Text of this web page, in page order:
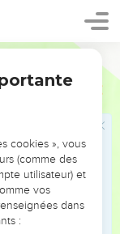
ces
les paroles que
de Balak.
à sa rencontre
limite de l'Arnon,
des messagers
venu vers
? »
cookies », vous
(comme des
utilisateur) et
vos
dans
: